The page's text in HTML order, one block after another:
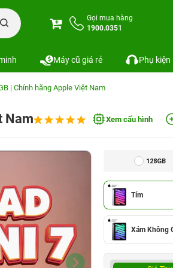
Gọi mua hàng
1900.0351
Máy cũ giá rẻ Phụ kiện
| Chính hãng Apple Việt Nam
Nam Xem cấu hình
128GB
Tím
Xám Không